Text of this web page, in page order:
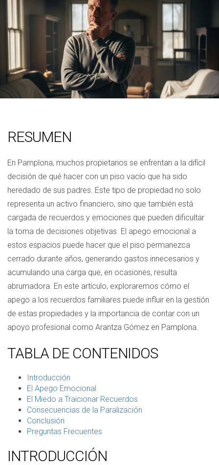
RESUMEN
En Pamplona, muchos propietarios se enfrentan a la difícil
decisión de qué hacer con un piso vacío que ha sido
heredado de sus padres. Este tipo de propiedad no solo
representa un activo financiero, sino que también está
cargada de recuerdos y emociones que pueden dificultar
la toma de decisiones objetivas. El apego emocional a
estos espacios puede hacer que el piso permanezca
cerrado durante años, generando gastos innecesarios y
acumulando una carga que, en ocasiones, resulta
abrumadora. En este artículo, exploraremos cómo el
apego a los recuerdos familiares puede influir en la gestión
de estas propiedades y la importancia de contar con un
apoyo profesional como Arantza Gómez en Pamplona.
TABLA DE CONTENIDOS
Introducción
El Apego Emocional
El Miedo a Traicionar Recuerdos
Consecuencias de la Paralización
Conclusión
Preguntas Frecuentes
INTRODUCCIÓN